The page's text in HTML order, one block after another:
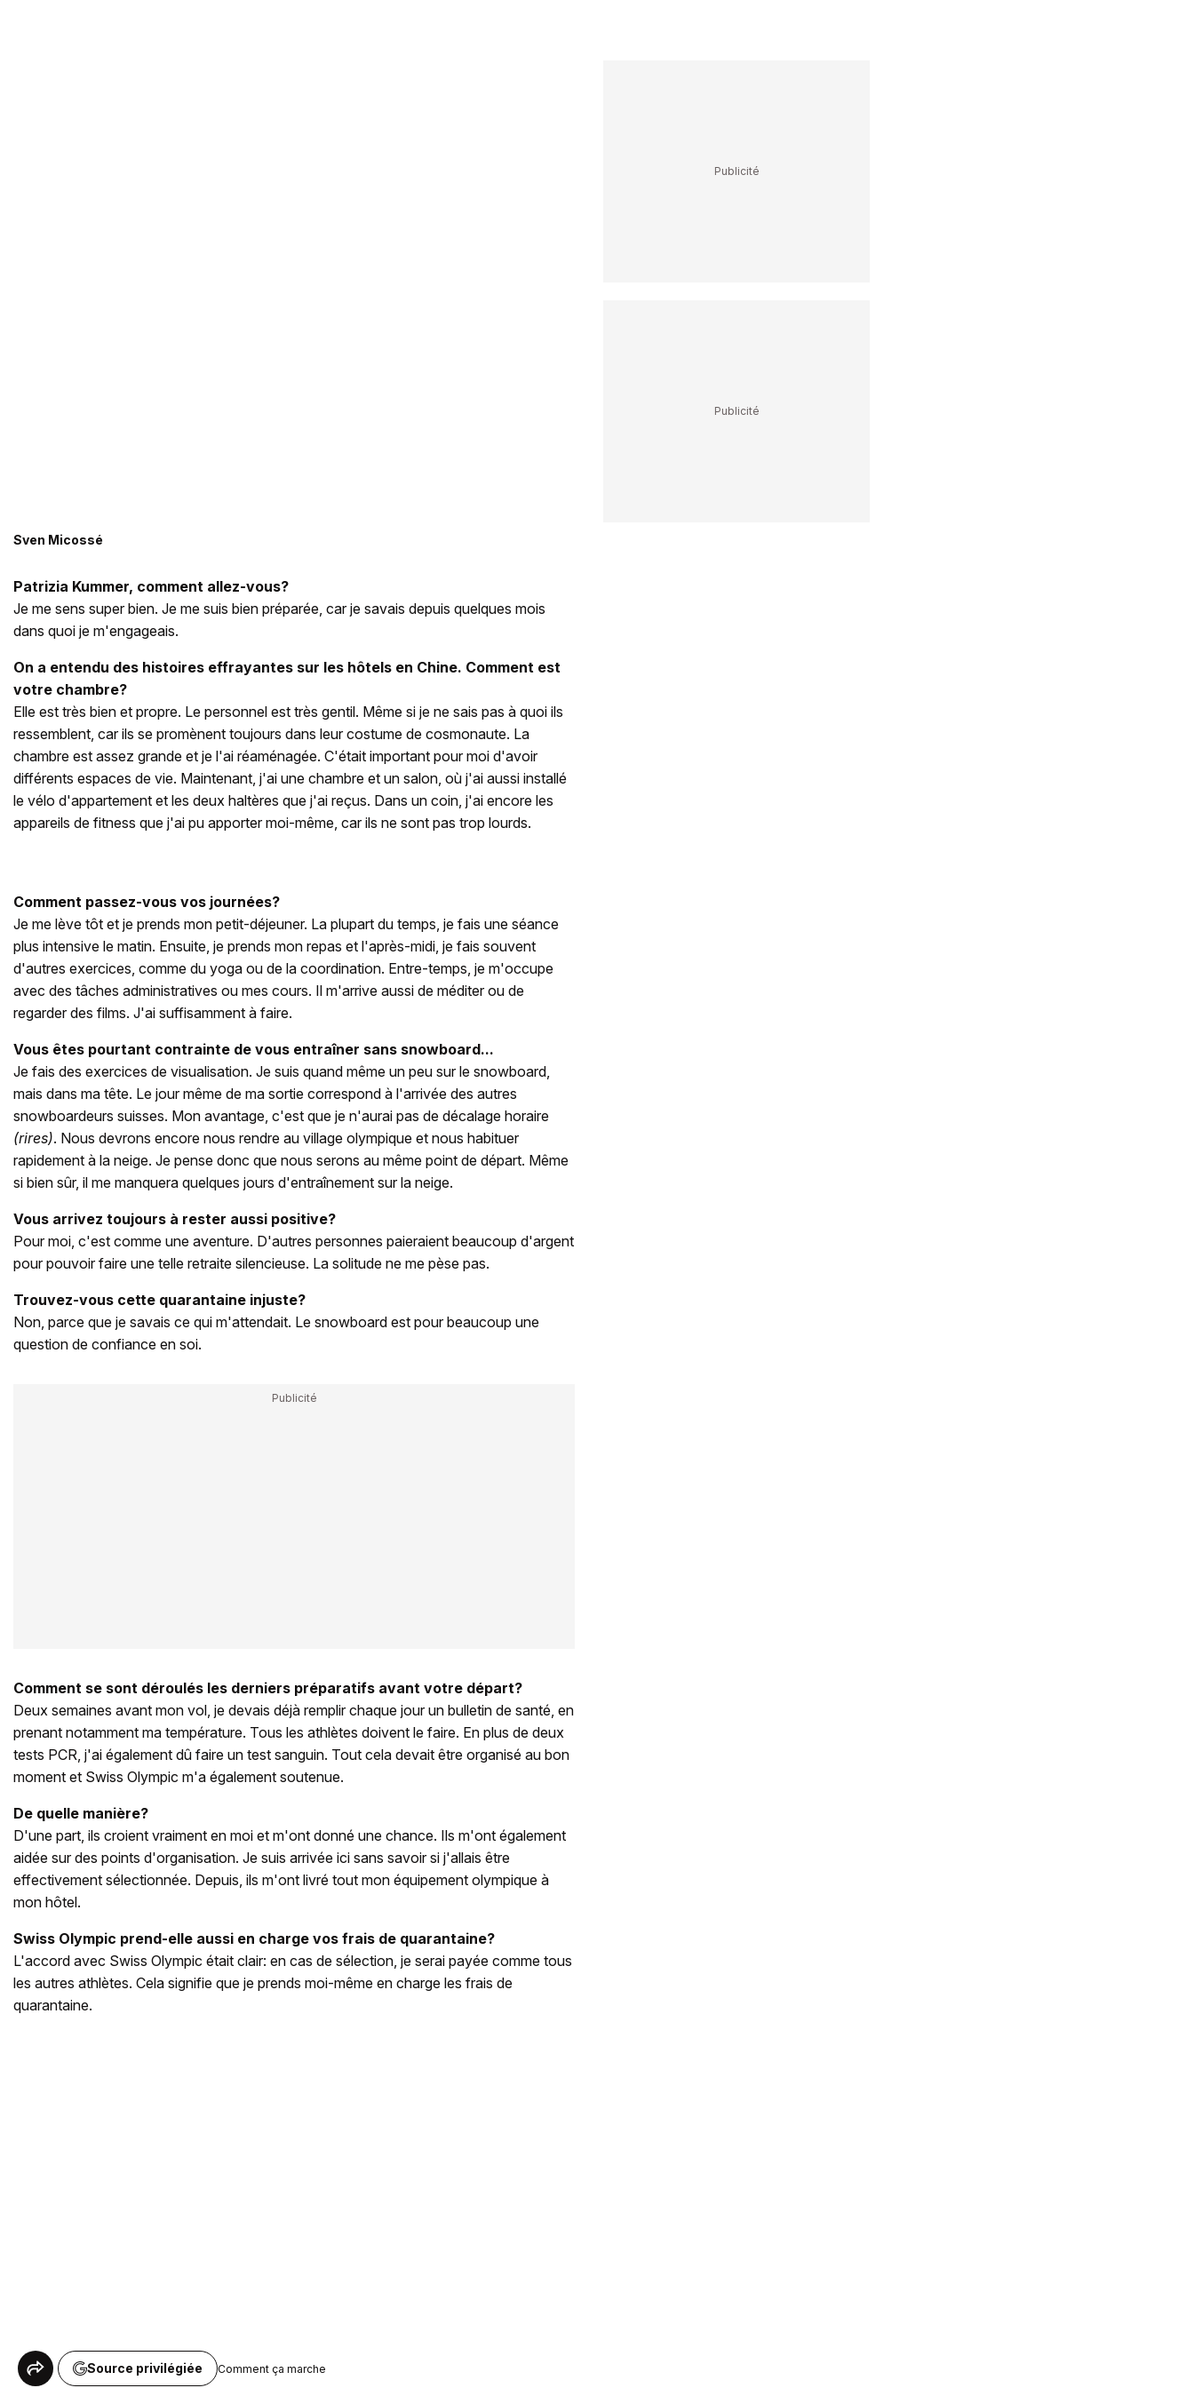
Sven Micossé
Patrizia Kummer, comment allez-vous?
Je me sens super bien. Je me suis bien préparée, car je savais depuis quelques mois
dans quoi je m'engageais.
On a entendu des histoires effrayantes sur les hôtels en Chine. Comment est
votre chambre?
Elle est très bien et propre. Le personnel est très gentil. Même si je ne sais pas à quoi ils
ressemblent, car ils se promènent toujours dans leur costume de cosmonaute. La
chambre est assez grande et je l'ai réaménagée. C'était important pour moi d'avoir
différents espaces de vie. Maintenant, j'ai une chambre et un salon, où j'ai aussi installé
le vélo d'appartement et les deux haltères que j'ai reçus. Dans un coin, j'ai encore les
appareils de fitness que j'ai pu apporter moi-même, car ils ne sont pas trop lourds.
Comment passez-vous vos journées?
Je me lève tôt et je prends mon petit-déjeuner. La plupart du temps, je fais une séance
plus intensive le matin. Ensuite, je prends mon repas et l'après-midi, je fais souvent
d'autres exercices, comme du yoga ou de la coordination. Entre-temps, je m'occupe
avec des tâches administratives ou mes cours. Il m'arrive aussi de méditer ou de
regarder des films. J'ai suffisamment à faire.
Vous êtes pourtant contrainte de vous entraîner sans snowboard...
Je fais des exercices de visualisation. Je suis quand même un peu sur le snowboard,
mais dans ma tête. Le jour même de ma sortie correspond à l'arrivée des autres
snowboardeurs suisses. Mon avantage, c'est que je n'aurai pas de décalage horaire
(rires). Nous devrons encore nous rendre au village olympique et nous habituer
rapidement à la neige. Je pense donc que nous serons au même point de départ. Même
si bien sûr, il me manquera quelques jours d'entraînement sur la neige.
Vous arrivez toujours à rester aussi positive?
Pour moi, c'est comme une aventure. D'autres personnes paieraient beaucoup d'argent
pour pouvoir faire une telle retraite silencieuse. La solitude ne me pèse pas.
Trouvez-vous cette quarantaine injuste?
Non, parce que je savais ce qui m'attendait. Le snowboard est pour beaucoup une
question de confiance en soi.
Comment se sont déroulés les derniers préparatifs avant votre départ?
Deux semaines avant mon vol, je devais déjà remplir chaque jour un bulletin de santé, en
prenant notamment ma température. Tous les athlètes doivent le faire. En plus de deux
tests PCR, j'ai également dû faire un test sanguin. Tout cela devait être organisé au bon
moment et Swiss Olympic m'a également soutenue.
De quelle manière?
D'une part, ils croient vraiment en moi et m'ont donné une chance. Ils m'ont également
aidée sur des points d'organisation. Je suis arrivée ici sans savoir si j'allais être
effectivement sélectionnée. Depuis, ils m'ont livré tout mon équipement olympique à
mon hôtel.
Swiss Olympic prend-elle aussi en charge vos frais de quarantaine?
L'accord avec Swiss Olympic était clair: en cas de sélection, je serai payée comme tous
les autres athlètes. Cela signifie que je prends moi-même en charge les frais de
quarantaine.
Source privilégiée Comment ça marche